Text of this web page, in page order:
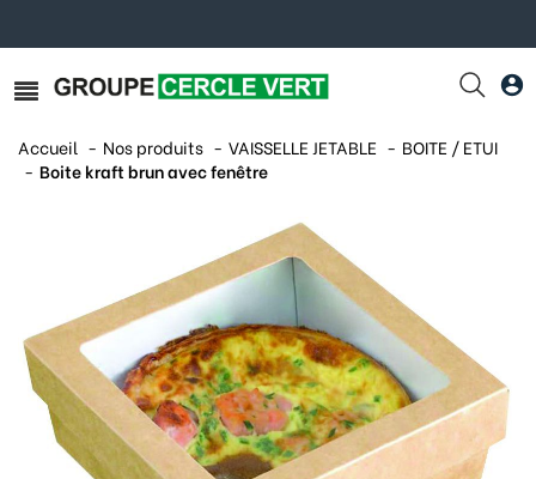
Accueil Nos produits VAISSELLE JETABLE
BOITE / ETUI
Boite kraft brun avec fenêtre